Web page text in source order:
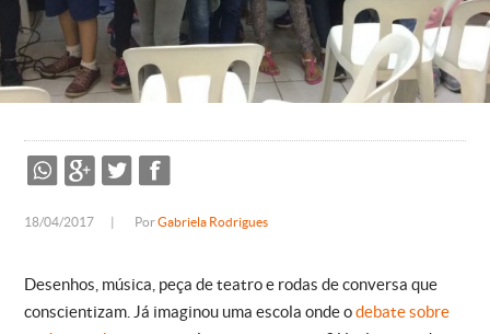
18/04/2017 PorGabriela Rodrigues
Desenhos, música, peça de teatro e rodas de conversa que
conscientizam. Já imaginou uma escola onde odebate sobre